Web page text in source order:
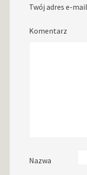
Twój adres e-
Komentarz
Nazwa